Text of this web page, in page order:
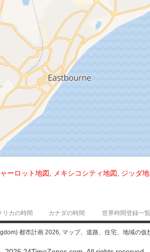
ーロット地図 メキシコシティ地図 ジッダ
リカの時間 カナダの時間 世界時間登録一覧
都市計画 2026, マップ、道路、住宅、地域の仮